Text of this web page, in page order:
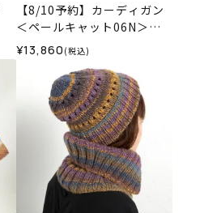
【8/10予約】カーディガン
＜ペールキャット06N＞
（編み物 材料セット）
¥13,860 (税込)